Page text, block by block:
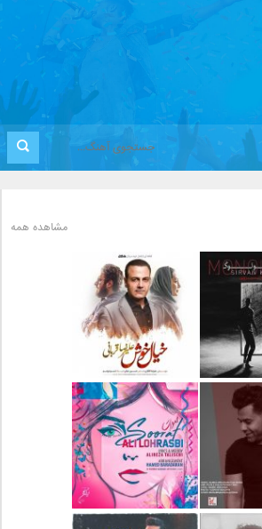
مشاهده همه
سیروان
دانلود آهنگ جدید علیرضا
قربانی بنام خیال خوش